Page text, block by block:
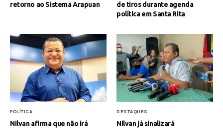
retorno ao Sistema Arapuan
de tiros durante agenda
política em Santa Rita
POLÍTICA
Nilvan afirma que não irá
DESTAQUES
Nilvan já sinalizará